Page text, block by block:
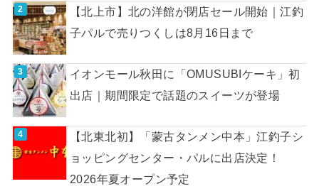
【北上市】北の洋館が閉店セール開始｜江釣
子パルで売りつくしは8月16日まで
イオンモール秋田に「OMUSUBIケーキ」初
出店｜期間限定で話題のスイーツが登場
【北東北初】「蒙古タンメン中本」江釣子シ
ョッピングセンター・パルに出店決定！
2026年夏オープン予定